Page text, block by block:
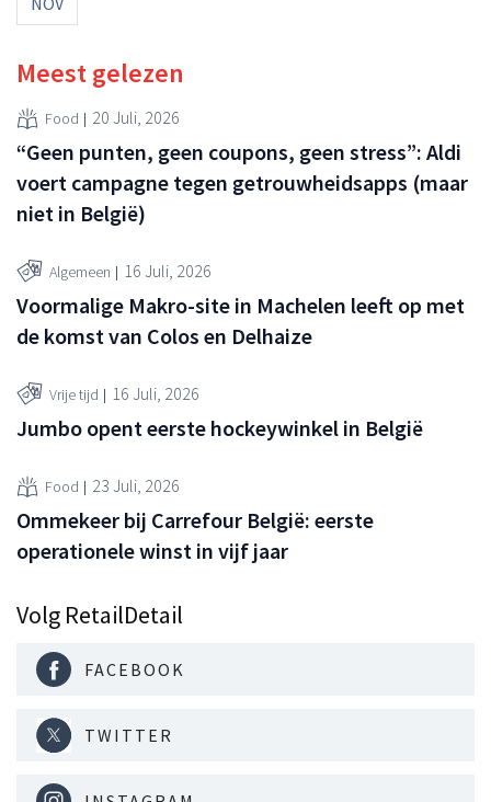
Meest gelezen
Food 20 Juli, 2026
“Geen punten, geen coupons, geen stress”: Aldi
voert campagne tegen getrouwheidsapps (maar
niet in België)
Algemeen 16 Juli, 2026
Voormalige Makro-site in Machelen leeft op met
de komst van Colos en Delhaize
Vrije tijd 16 Juli, 2026
Jumbo opent eerste hockeywinkel in België
Food 23 Juli, 2026
Ommekeer bij Carrefour België: eerste
operationele winst in vijf jaar
Volg RetailDetail
FACEBOOK
TWITTER